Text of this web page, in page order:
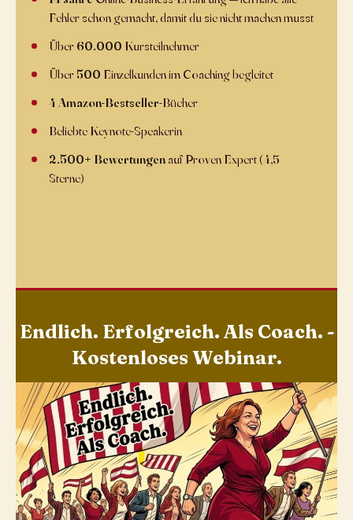
Fehler schon gemacht, damit du sie nicht machen musst
Über 60.000 Kursteilnehmer
Über 500 Einzelkunden im Coaching begleitet
4 Amazon-Bestseller-Bücher
Beliebte Keynote-Speakerin
2.500+ Bewertungen auf Proven Expert (4,5+
Sterne)
Endlich. Erfolgreich. Als Coach. -
Kostenloses Webinar.